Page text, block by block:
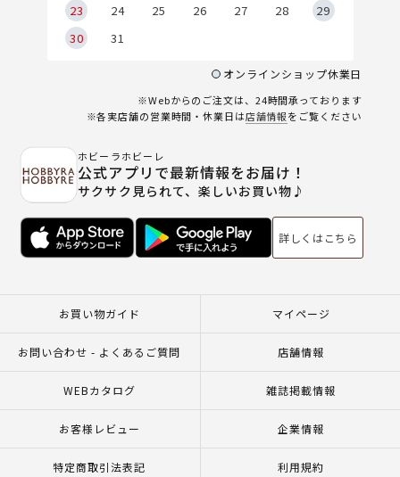
23
24 25 26 27 28
29
30
31
オンラインショップ休業日
※Webからのご注文は、24時間承っております
※各実店舗の営業時間・休業日は店舗情報をご覧ください
ホビーラホビーレ
公式アプリで最新情報をお届け！
サクサク見られて、楽しいお買い物♪
詳しくはこちら
お買い物ガイド マイページ
お問い合わせ - よくあるご質問 店舗情報
WEBカタログ 雑誌掲載情報
お客様レビュー 企業情報
特定商取引法表記 利用規約